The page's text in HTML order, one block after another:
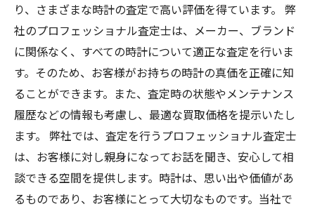
り、さまざまな時計の査定で高い評価を得ています。 弊
社のプロフェッショナル査定士は、メーカー、ブランド
に関係なく、すべての時計について適正な査定を行いま
す。そのため、お客様がお持ちの時計の真価を正確に知
ることができます。また、査定時の状態やメンテナンス
履歴などの情報も考慮し、最適な買取価格を提示いたし
ます。 弊社では、査定を行うプロフェッショナル査定士
は、お客様に対し親身になってお話を聞き、安心して相
談できる空間を提供します。時計は、思い出や価値があ
るものであり、お客様にとって大切なものです。当社で